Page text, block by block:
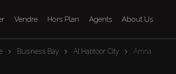
Vendre Hors Plan Agents About Us
Business Bay Al Habtoor City Amna